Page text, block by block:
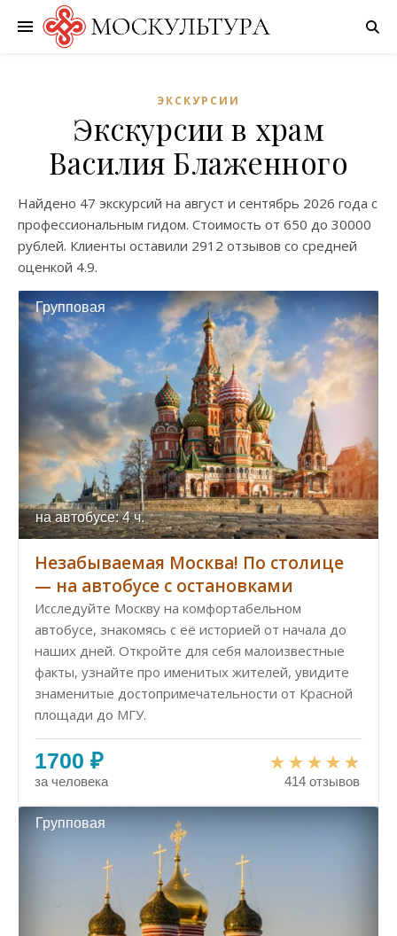
ЭКСКУРСИИ
Экскурсии в храм
Василия Блаженного
Найдено 47 экскурсий на август и сентябрь 2026 года с
профессиональным гидом. Стоимость от 650 до 30000
рублей. Клиенты оставили 2912 отзывов со средней
оценкой 4.9.
Групповая
на автобусе: 4 ч.
Незабываемая Москва! По столице
— на автобусе с остановками
Исследуйте Москву на комфортабельном
автобусе, знакомясь с её историей от начала до
наших дней. Откройте для себя малоизвестные
факты, узнайте про именитых жителей, увидите
знаменитые достопримечательности от Красной
площади до МГУ.
1700 ₽
за человека 414 отзывов
Групповая